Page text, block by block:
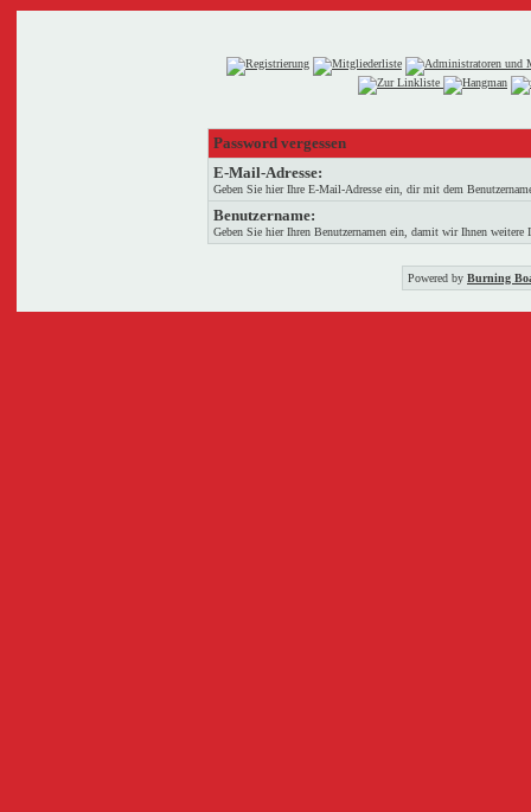
Password vergessen
E-Mail-Adresse:
Geben Sie hier Ihre E-Mail-Adresse ein, dir mit dem
Benutzername:
Geben Sie hier Ihren Benutzernamen ein, damit wir Ihnen weitere
Powered by Burning